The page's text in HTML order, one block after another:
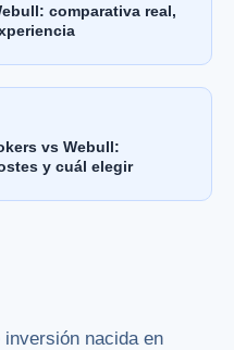
comparativa real,
vs Webull:
y cuál elegir
nacida en